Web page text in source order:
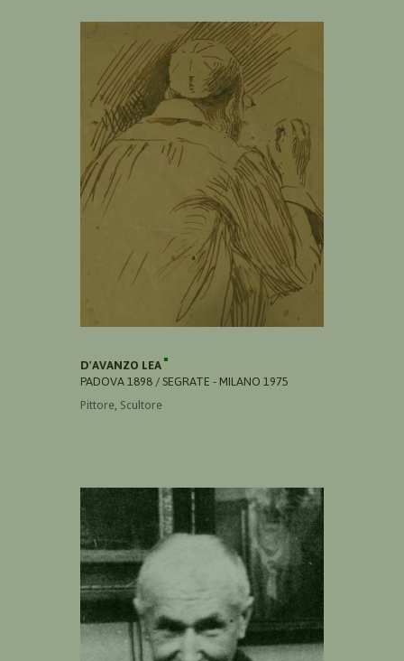
D'AVANZO LEA
PADOVA 1898 / SEGRATE - MILANO 1975
Pittore, Scultore